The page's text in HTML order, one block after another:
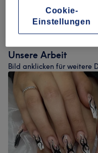
(8)
Unsere Arbeit
Bild anklicken für weitere
Cookie-
Einstellungen